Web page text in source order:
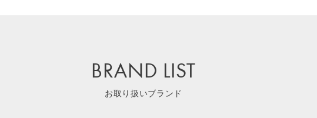
BRAND LIST
お取り扱いブランド